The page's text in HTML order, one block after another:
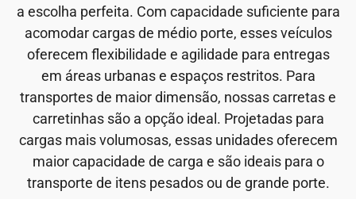
a escolha perfeita. Com capacidade suficiente para
acomodar cargas de médio porte, esses veículos
oferecem flexibilidade e agilidade para entregas
em áreas urbanas e espaços restritos. Para
transportes de maior dimensão, nossas carretas e
carretinhas são a opção ideal. Projetadas para
cargas mais volumosas, essas unidades oferecem
maior capacidade de carga e são ideais para o
transporte de itens pesados ou de grande porte.